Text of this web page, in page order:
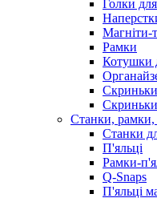
Голки
Магніти-
Рамки
Котушки
Скриньки
Станки, рамки,
Станки
П'яльці
Рамки-
Q-Snaps
П'яльці